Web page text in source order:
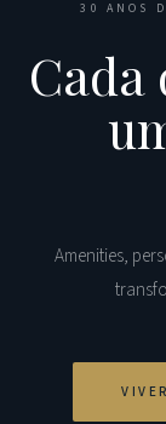
30 ANOS
Amenities,